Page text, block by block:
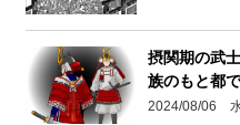
摂関期の武
族のもと都
2024/08/06